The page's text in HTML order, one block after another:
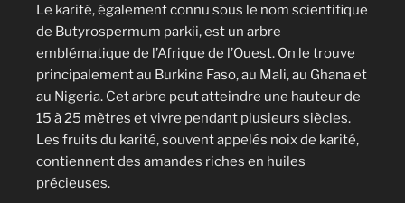
Le karité, également connu sous le nom scientifique
de Butyrospermum parkii, est un arbre
emblématique de l’Afrique de l’Ouest. On le trouve
principalement au Burkina Faso, au Mali, au Ghana et
au Nigeria. Cet arbre peut atteindre une hauteur de
15 à 25 mètres et vivre pendant plusieurs siècles.
Les fruits du karité, souvent appelés noix de karité,
contiennent des amandes riches en huiles
précieuses.